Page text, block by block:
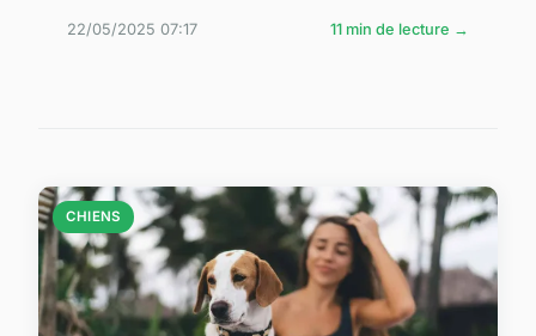
22/05/2025 07:17 11 min de lecture →
CHIENS